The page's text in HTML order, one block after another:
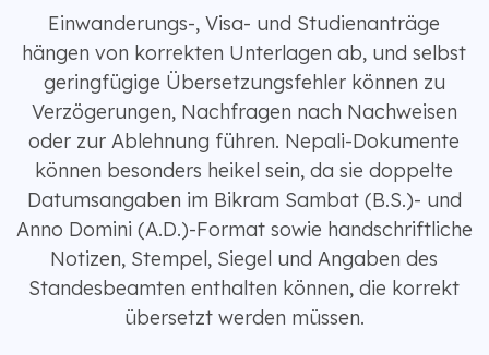
Einwanderungs-, Visa- und Studienanträge
hängen von korrekten Unterlagen ab, und selbst
geringfügige Übersetzungsfehler können zu
Verzögerungen, Nachfragen nach Nachweisen
oder zur Ablehnung führen. Nepali-Dokumente
können besonders heikel sein, da sie doppelte
Datumsangaben im Bikram Sambat (B.S.)- und
Anno Domini (A.D.)-Format sowie handschriftliche
Notizen, Stempel, Siegel und Angaben des
Standesbeamten enthalten können, die korrekt
übersetzt werden müssen.